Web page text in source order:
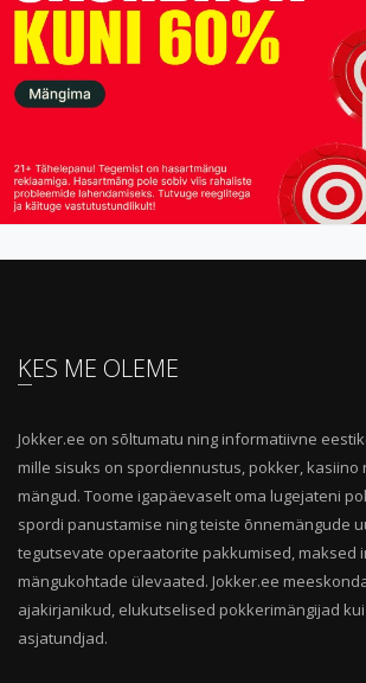
KES ME OLEME
Jokker.ee on sõltumatu ning informatiivne
mille sisuks on spordiennustus, pokker, kasiino
mängud. Toome igapäevaselt oma lugejateni
spordi panustamise ning teiste õnnemängude
tegutsevate operaatorite pakkumised, maksed
mängukohtade ülevaated. Jokker.ee
ajakirjanikud, elukutselised pokkerimängijad
asjatundjad.